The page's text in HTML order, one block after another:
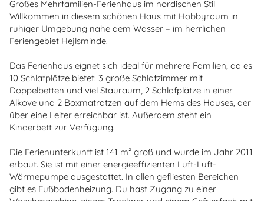
Großes Mehrfamilien-Ferienhaus im nordischen Stil
Willkommen in diesem schönen Haus mit Hobbyraum in
ruhiger Umgebung nahe dem Wasser – im herrlichen
Feriengebiet Hejlsminde.
Das Ferienhaus eignet sich ideal für mehrere Familien, da es
10 Schlafplätze bietet: 3 große Schlafzimmer mit
Doppelbetten und viel Stauraum, 2 Schlafplätze in einer
Alkove und 2 Boxmatratzen auf dem Hems des Hauses, der
über eine Leiter erreichbar ist. Außerdem steht ein
Kinderbett zur Verfügung.
Die Ferienunterkunft ist 141 m² groß und wurde im Jahr 2011
erbaut. Sie ist mit einer energieeffizienten Luft-Luft-
Wärmepumpe ausgestattet. In allen gefliesten Bereichen
gibt es Fußbodenheizung. Du hast Zugang zu einer